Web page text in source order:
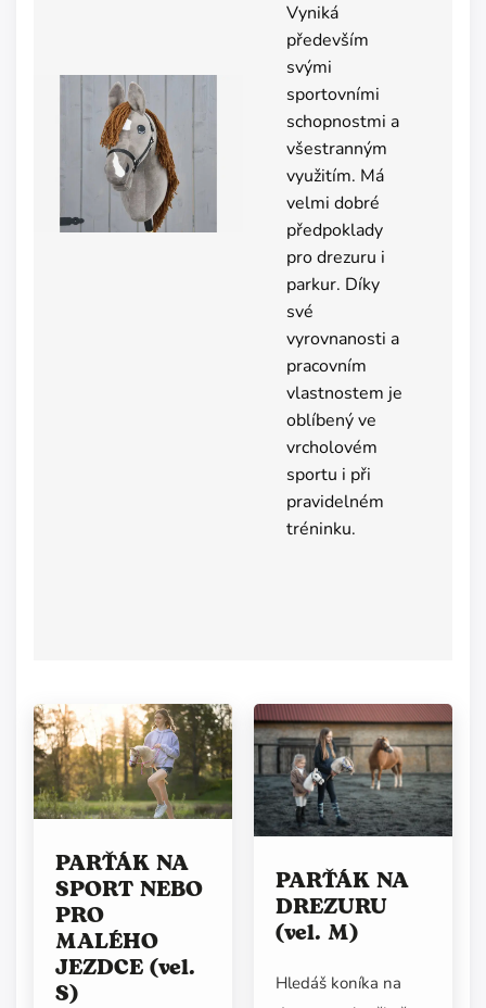
Vyniká
především
svými
sportovními
schopnostmi a
všestranným
využitím. Má
velmi dobré
předpoklady
pro drezuru i
parkur. Díky
své
vyrovnanosti a
pracovním
vlastnostem je
oblíbený ve
vrcholovém
sportu i při
pravidelném
tréninku.
PARŤÁK NA
SPORT NEBO
PRO
MALÉHO
JEZDCE (vel.
S)
PARŤÁK NA
DREZURU
(vel. M)
Hledáš koníka na